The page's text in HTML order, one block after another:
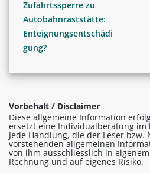
Zufahrtssperre zu
Autobahnraststätte:
Enteignungsentschädi
gung?
Vorbehalt / Disclaimer
Diese allgemeine Information
ersetzt eine Individualberatung im
Jede Handlung, die der Leser
vorstehenden allgemeinen
von ihm ausschliesslich in
Rechnung und auf eigenes Risiko.